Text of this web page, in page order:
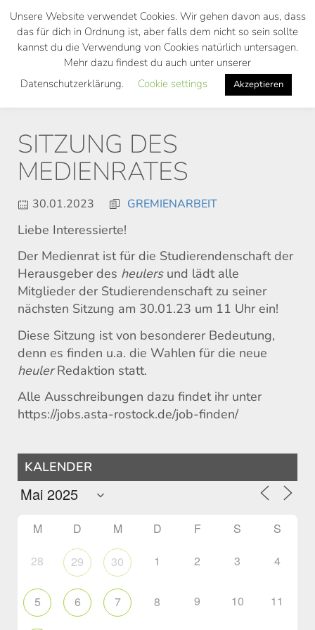
Skip
main
SITZUNG DES
MEDIENRATES
30.01.2023 GREMIENARBEIT
Liebe Interessierte!
Der Medienrat ist für die Studierendenschaft der
Herausgeber des heulersund lädt alle
Mitglieder der Studierendenschaft zu seiner
nächsten Sitzung am 30.01.23 um 11 Uhr ein!
Diese Sitzung ist von besonderer Bedeutung,
denn es finden u.a. die Wahlen für die neue
heulerRedaktion statt.
Alle Ausschreibungen dazu findet ihr unter
https://jobs.asta-rostock.de/job-finden/
KALENDER
M D M D F S S
28 29 30 1 2 3 4
5 6 7 8 9 10 11
Unsere Website verwendet Cookies. Wir gehen davon aus, dass
das für dich in Ordnung ist, aber falls dem nicht so sein sollte
kannst du die Verwendung von Cookies natürlich untersagen.
Mehr dazu findest du auch unter unserer
Datenschutzerklärung.
Cookie settings Akzeptieren